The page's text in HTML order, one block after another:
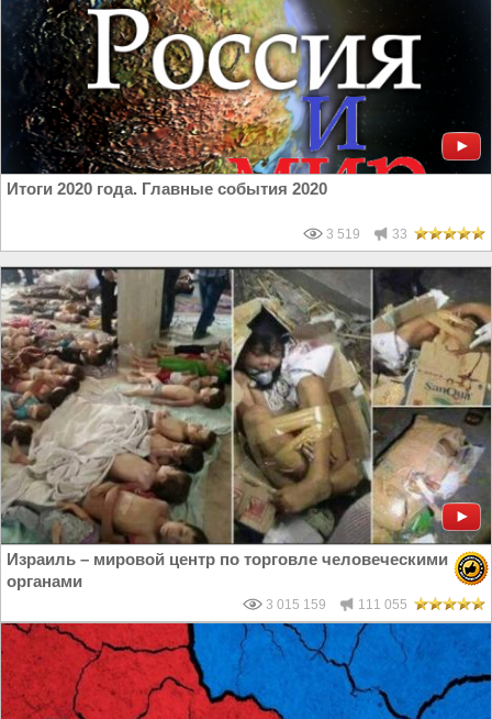
Итоги 2020 года. Главные события 2020
3 519 33
Израиль – мировой центр по торговле человеческими
органами
3 015 159 111 055